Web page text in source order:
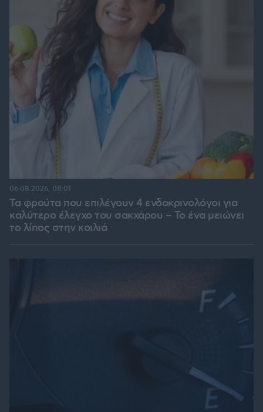
Τα φρούτα που επιλέγουν 4 ενδοκρινολόγοι για
καλύτερο έλεγχο του σακχάρου – Το ένα μειώνει
το λίπος στην κοιλιά
06.08.2026, 08:01